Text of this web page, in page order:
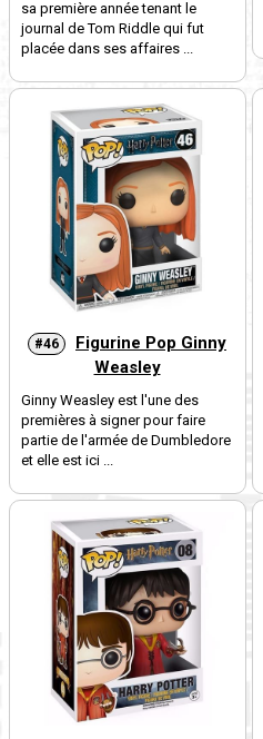
sa première année tenant le
journal de Tom Riddle qui fut
placée dans ses affaires ...
#46
Figurine Pop Ginny
Weasley
Ginny Weasley est l'une des
premières à signer pour faire
partie de l'armée de Dumbledore
et elle est ici ...